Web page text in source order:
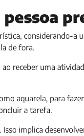
considerando-a
de fora.
receber uma
aquarela, para
a tarefa.
implica